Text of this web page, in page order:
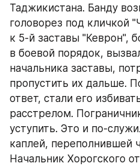
Таджикистана. Банду
головорез под кличкой
к 5-й заставы "Кеврон",
в боевой порядок,
начальника заставы,
пропустить их дальше.
ответ, стали его
расстрелом.
уступить. Это и по-
каплей, переполнившей
Начальник Хорогского